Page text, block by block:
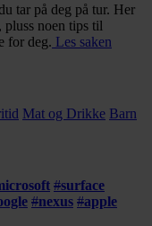
tar på deg på tur. Her
pluss noen tips til
for deg. Les saken
Mat og Drikke Barn
#surface
#nexus #apple